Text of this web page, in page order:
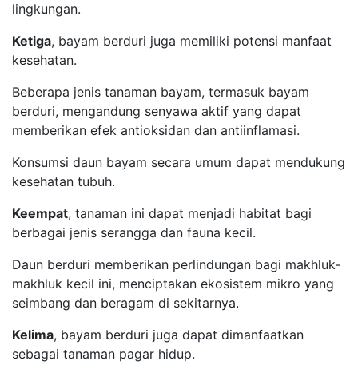
lingkungan.
Ketiga, bayam berduri juga memiliki potensi manfaat
kesehatan.
Beberapa jenis tanaman bayam, termasuk bayam
berduri, mengandung senyawa aktif yang dapat
memberikan efek antioksidan dan antiinflamasi.
Konsumsi daun bayam secara umum dapat mendukung
kesehatan tubuh.
Keempat, tanaman ini dapat menjadi habitat bagi
berbagai jenis serangga dan fauna kecil.
Daun berduri memberikan perlindungan bagi makhluk-
makhluk kecil ini, menciptakan ekosistem mikro yang
seimbang dan beragam di sekitarnya.
Kelima, bayam berduri juga dapat dimanfaatkan
sebagai tanaman pagar hidup.